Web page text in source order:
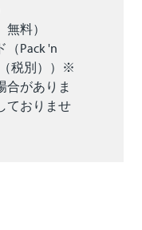
料）
Pack 'n
税別））※
合がありま
ておりませ